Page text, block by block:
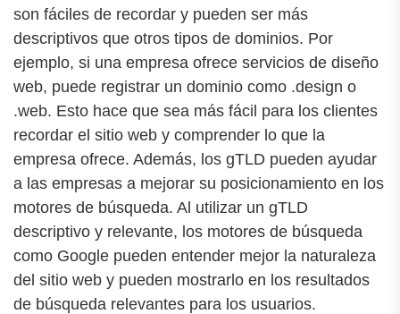
son fáciles de recordar y pueden ser más
descriptivos que otros tipos de dominios. Por
ejemplo, si una empresa ofrece servicios de diseño
web, puede registrar un dominio como .design o
.web. Esto hace que sea más fácil para los clientes
recordar el sitio web y comprender lo que la
empresa ofrece. Además, los gTLD pueden ayudar
a las empresas a mejorar su posicionamiento en los
motores de búsqueda. Al utilizar un gTLD
descriptivo y relevante, los motores de búsqueda
como Google pueden entender mejor la naturaleza
del sitio web y pueden mostrarlo en los resultados
de búsqueda relevantes para los usuarios.